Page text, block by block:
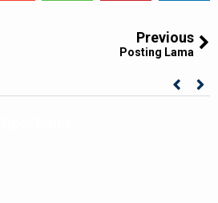
Previous
Posting Lama
DPRD Sumut-